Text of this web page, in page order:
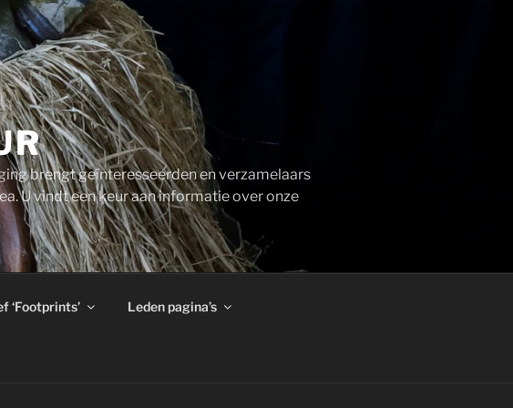
brengt geïnteresseerden en verzamelaars
U vindt een keur aan informatie over onze
‘Footprints’ Leden pagina’s